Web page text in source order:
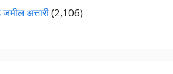
अत्तारी(2,106)